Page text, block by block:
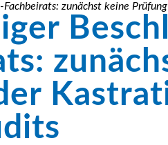
Fachbeirats: zunächst keine